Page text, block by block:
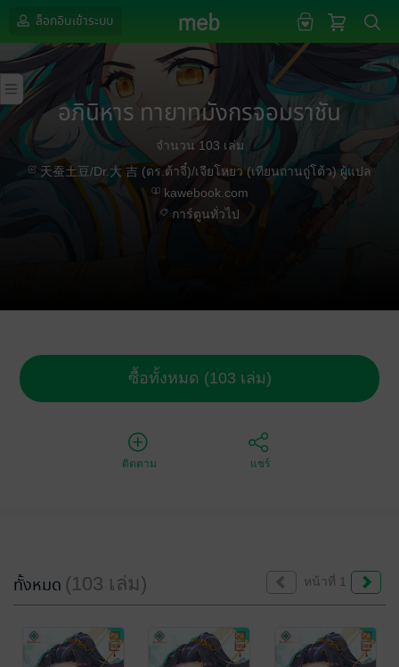
ล็อกอินเข้าระบบ
อภินิหาร ทายาทมังกรจอมราชัน
จำนวน 103 เล่ม
天蚕土豆/Dr.大 吉 (ดร.ต้าจี๋)/เจียโหยว (เทียนถานถู่โต้ว) ผู้แปล
kawebook.com
การ์ตูนทั่วไป
ซื้อทั้งหมด (103 เล่ม)
ติดตาม แชร์
ทั้งหมด (103 เล่ม) หน้าที่ 1